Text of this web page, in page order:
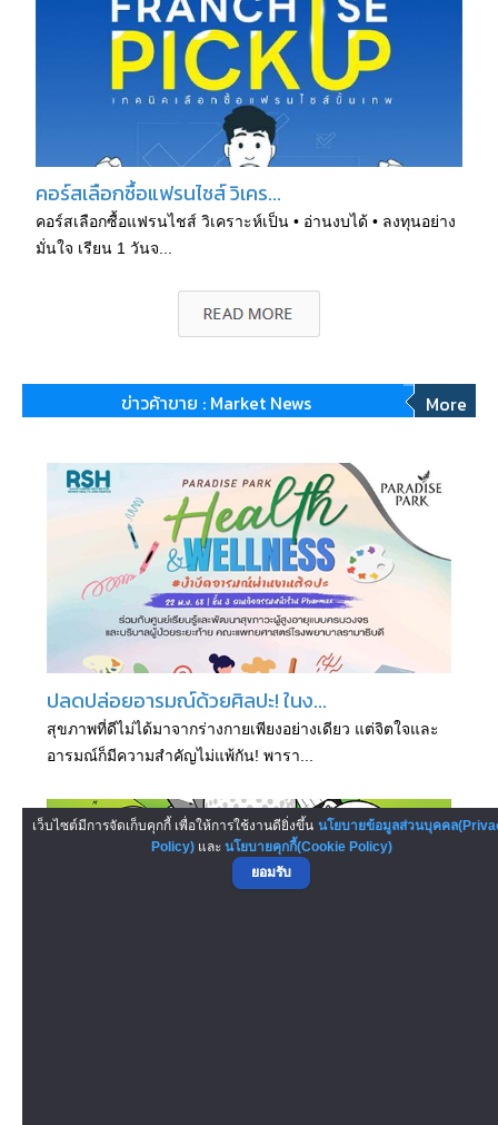
คอร์สเลือกซื้อแฟรนไชส์ วิเคร...
คอร์สเลือกซื้อแฟรนไชส์ วิเคราะห์เป็น • อ่านงบได้ • ลงทุนอย่าง
มั่นใจ เรียน 1 วันจ...
ข่าวค้าขาย : Market News More
ปลดปล่อยอารมณ์ด้วยศิลปะ! ในง...
สุขภาพที่ดีไม่ได้มาจากร่างกายเพียงอย่างเดียว แต่จิตใจและ
อารมณ์ก็มีความสำคัญไม่แพ้กัน! พารา...
เว็บไซต์มีการจัดเก็บคุกกี้ เพื่อให้การใช้งานดียิ่งขึ้น นโยบายข้อมูลส่วนบุคคล
Policy)และ นโยบายคุกกี้(Cookie Policy)
ยอมรับ